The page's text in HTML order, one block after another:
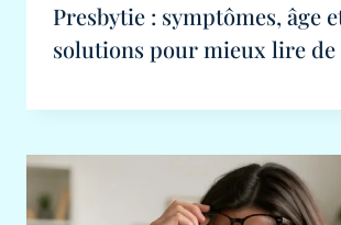
Presbytie : symptômes, âge
solutions pour mieux lire de